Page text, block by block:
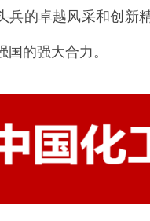
兵的卓越风采和创新
国的强大合力。